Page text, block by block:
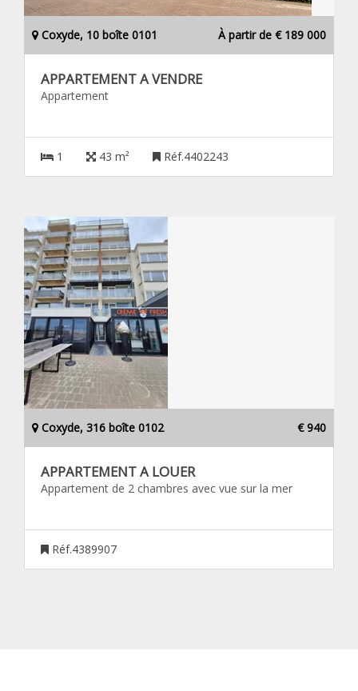
Coxyde, 10 boîte 0101 À partir de € 189 000
APPARTEMENT A VENDRE
Appartement
1 43 m² Réf.4402243
Coxyde, 316 boîte 0102 € 940
APPARTEMENT A LOUER
Appartement de 2 chambres avec vue sur la mer
Réf.4389907